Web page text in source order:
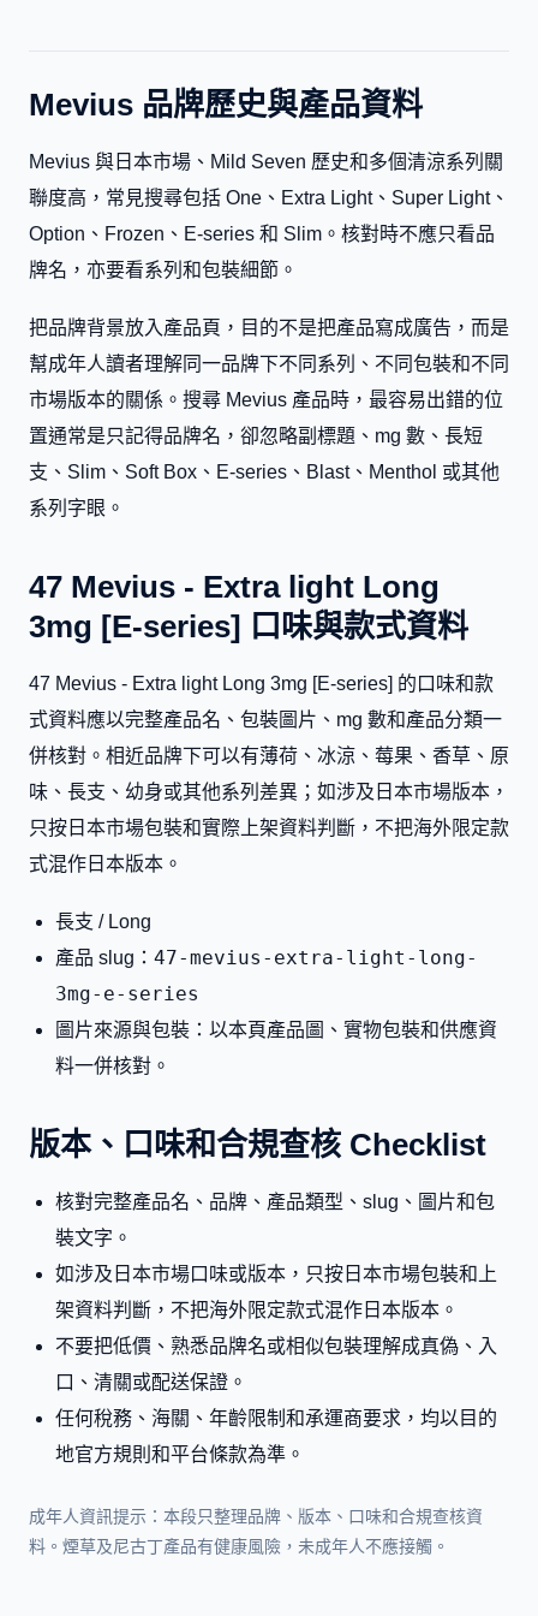
Mevius 品牌歷史與產品資料
Mevius 與日本市場、Mild Seven 歷史和多個清涼系列關
聯度高，常見搜尋包括 One、Extra Light、Super Light、
Option、Frozen、E-series 和 Slim。核對時不應只看品
牌名，亦要看系列和包裝細節。
把品牌背景放入產品頁，目的不是把產品寫成廣告，而是
幫成年人讀者理解同一品牌下不同系列、不同包裝和不同
市場版本的關係。搜尋 Mevius 產品時，最容易出錯的位
置通常是只記得品牌名，卻忽略副標題、mg 數、長短
支、Slim、Soft Box、E-series、Blast、Menthol 或其他
系列字眼。
47 Mevius - Extra light Long
3mg [E-series] 口味與款式資料
47 Mevius - Extra light Long 3mg [E-series] 的口味和款
式資料應以完整產品名、包裝圖片、mg 數和產品分類一
併核對。相近品牌下可以有薄荷、冰涼、莓果、香草、原
味、長支、幼身或其他系列差異；如涉及日本市場版本，
只按日本市場包裝和實際上架資料判斷，不把海外限定款
式混作日本版本。
長支 / Long
產品 slug： 47-mevius-extra-light-long-
3mg-e-series
圖片來源與包裝：以本頁產品圖、實物包裝和供應資
料一併核對。
版本、口味和合規查核 Checklist
核對完整產品名、品牌、產品類型、slug、圖片和包
裝文字。
如涉及日本市場口味或版本，只按日本市場包裝和上
架資料判斷，不把海外限定款式混作日本版本。
不要把低價、熟悉品牌名或相似包裝理解成真偽、入
口、清關或配送保證。
任何稅務、海關、年齡限制和承運商要求，均以目的
地官方規則和平台條款為準。
成年人資訊提示：本段只整理品牌、版本、口味和合規查核資
料。煙草及尼古丁產品有健康風險，未成年人不應接觸。